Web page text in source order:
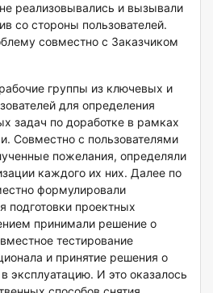
реализовывались и вызывали
со стороны пользователей.
совместно с Заказчиком
группы из ключевых и
для определения
задач по доработке в рамках
Совместно с пользователями
пожелания, определяли
каждого их них. Далее по
формулировали
подготовки проектных
принимали решение о
тестирование
и принятие решения о
эксплуатацию. И это оказалось